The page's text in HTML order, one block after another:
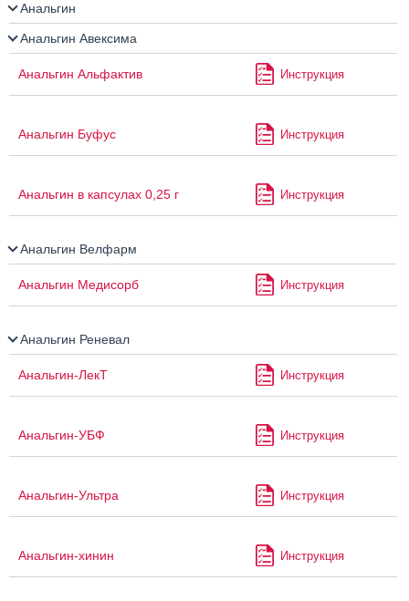
Анальгин
Анальгин Авексима
Анальгин Альфактив Инструкция
Анальгин Буфус Инструкция
Анальгин в капсулах 0,25 г Инструкция
Анальгин Велфарм
Анальгин Медисорб Инструкция
Анальгин Реневал
Анальгин-ЛекТ Инструкция
Анальгин-УБФ Инструкция
Анальгин-Ультра Инструкция
Анальгин-хинин Инструкция